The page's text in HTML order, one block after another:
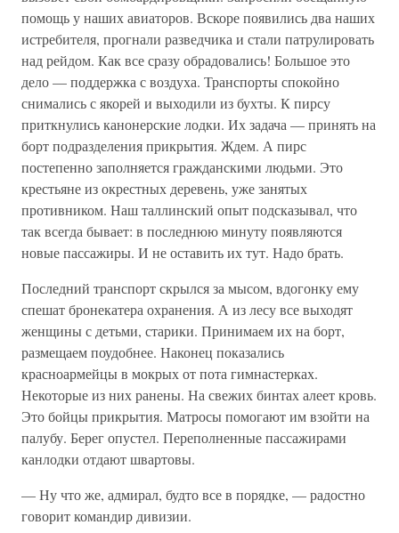
помощь у наших авиаторов. Вскоре появились два наших
истребителя, прогнали разведчика и стали патрулировать
над рейдом. Как все сразу обрадовались! Большое это
дело — поддержка с воздуха. Транспорты спокойно
снимались с якорей и выходили из бухты. К пирсу
приткнулись канонерские лодки. Их задача — принять на
борт подразделения прикрытия. Ждем. А пирс
постепенно заполняется гражданскими людьми. Это
крестьяне из окрестных деревень, уже занятых
противником. Наш таллинский опыт подсказывал, что
так всегда бывает: в последнюю минуту появляются
новые пассажиры. И не оставить их тут. Надо брать.
Последний транспорт скрылся за мысом, вдогонку ему
спешат бронекатера охранения. А из лесу все выходят
женщины с детьми, старики. Принимаем их на борт,
размещаем поудобнее. Наконец показались
красноармейцы в мокрых от пота гимнастерках.
Некоторые из них ранены. На свежих бинтах алеет кровь.
Это бойцы прикрытия. Матросы помогают им взойти на
палубу. Берег опустел. Переполненные пассажирами
канлодки отдают швартовы.
— Ну что же, адмирал, будто все в порядке, — радостно
говорит командир дивизии.